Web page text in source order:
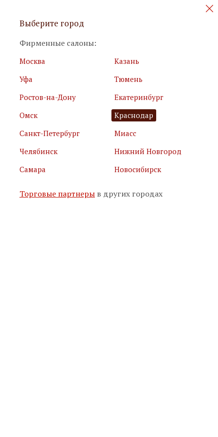
Персональные акции и новинки
Я принимаю
условия использования сайта
Я соглашаюсь сполитикой обработки персональных
Подписаться
Выберите город
Фирменные салоны:
Москва
Казань
Уфа
Тюмень
Ростов-на-Дону
Екатеринбург
Омск
Краснодар
Санкт-Петербург
Миасс
Челябинск
Нижний Новгород
Самара
Новосибирск
Торговые партнеры в других городах